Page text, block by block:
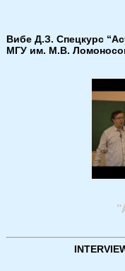
Вибе Д.З. Спецкурс
МГУ им. М.В.